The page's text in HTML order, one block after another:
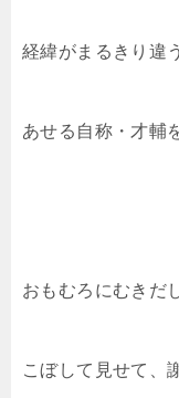
経緯がまるきり違
あせる自称・才輔
おもむろにむきだ
こぼして見せて、